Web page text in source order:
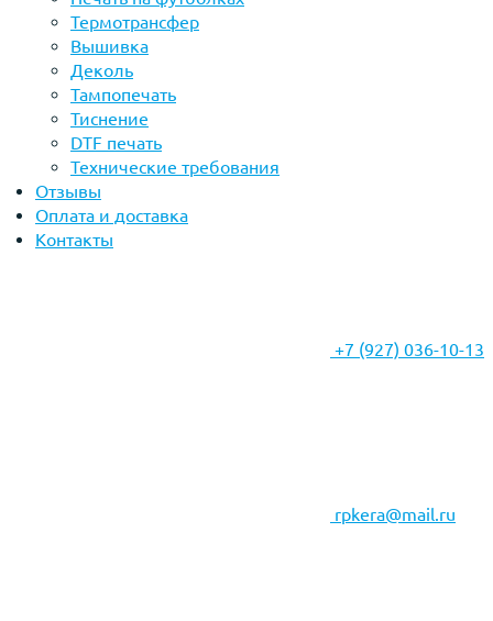
Термотрансфер
Вышивка
Деколь
Тампопечать
Тиснение
DTF печать
Технические требования
Отзывы
Оплата и доставка
Контакты
+7 (927) 036-10-13
rpkera@mail.ru